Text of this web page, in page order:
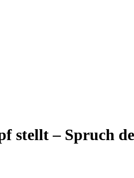
stellt – Spruch